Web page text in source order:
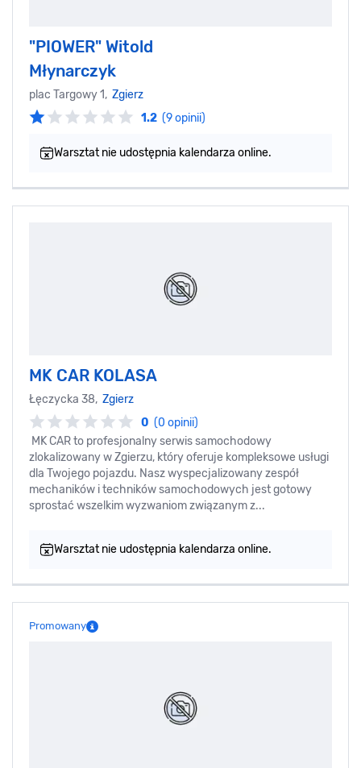
"PIOWER" Witold
Młynarczyk
plac Targowy 1, Zgierz
1.2 (9 opinii)
Warsztat nie udostępnia kalendarza online.
MK CAR KOLASA
Łęczycka 38, Zgierz
0 (0 opinii)
MK CAR to profesjonalny serwis samochodowy
zlokalizowany w Zgierzu, który oferuje kompleksowe usługi
dla Twojego pojazdu. Nasz wyspecjalizowany zespół
mechaników i techników samochodowych jest gotowy
sprostać wszelkim wyzwaniom związanym z...
Warsztat nie udostępnia kalendarza online.
Promowany